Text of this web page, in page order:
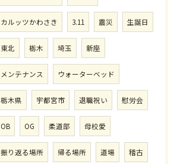
カルッツかわさき 3.11 震災 生誕日
東北 栃木 埼玉 新座
メンテナンス ウォーターベッド
栃木県 宇都宮市 退職祝い 慰労会
OB OG 柔道部 母校愛
振り返る場所 帰る場所 道場 稽古